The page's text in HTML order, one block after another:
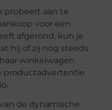
probeert aan te
voor een
afgerond, kun je
hij of zij nog steeds
winkelwagen
productadvertentie
de dynamische